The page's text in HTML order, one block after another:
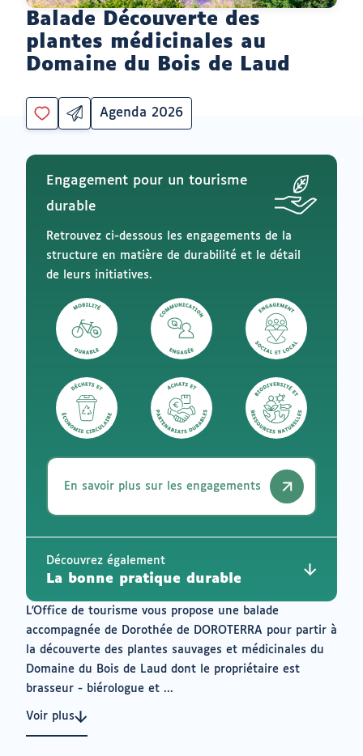
Balade Découverte des
plantes médicinales au
Domaine du Bois de Laud
Vous
être
pour
ajouter
mes
envies
Partager
par
ouvrir
un
de
Catégorie
Agenda 2026
Engagement pour un tourisme
durable
Retrouvez ci-dessous les engagements de la
structure en matière de durabilité et le détail
de leurs initiatives.
En savoir plus sur les engagements
Découvrez également
La bonne pratique durable
L'Office de tourisme vous propose une balade
accompagnée de Dorothée de DOROTERRA pour partir à
la découverte des plantes sauvages et médicinales du
Domaine du Bois de Laud dont le propriétaire est
brasseur - biérologue et ...
Voir plus